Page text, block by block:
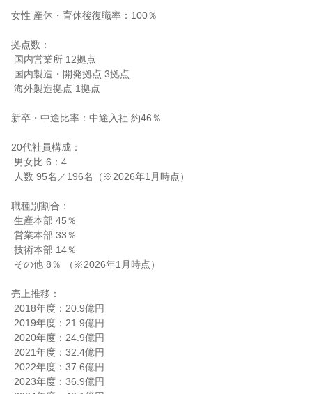
女性 産休・育休後復職率：100％
拠点数：
新卒・中途比率：中途入社 約46％
20代社員構成：
職種別割合：
売上推移：